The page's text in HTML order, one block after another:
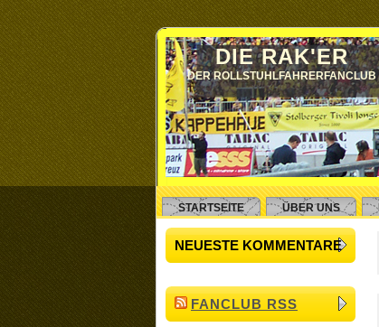
DIE RAK'ER
DER ROLLSTUHLFAHRERFANCLUB
STARTSEITE ÜBER UNS
NEUESTE KOMMENTARE
FANCLUB RSS